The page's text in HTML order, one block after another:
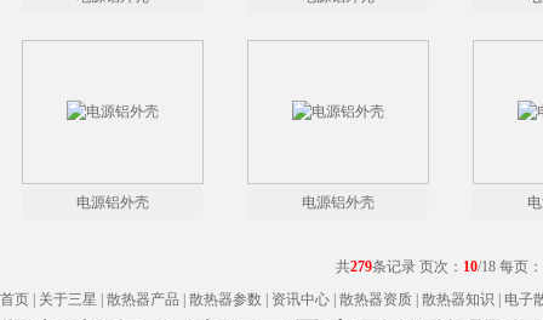
电源铝外壳 电源铝外壳
共279条记录 页次： 10/18 每页：
首页
关于三星 散热器产品 散热器参数 资讯中心 散热器资质 散热器知识 电子